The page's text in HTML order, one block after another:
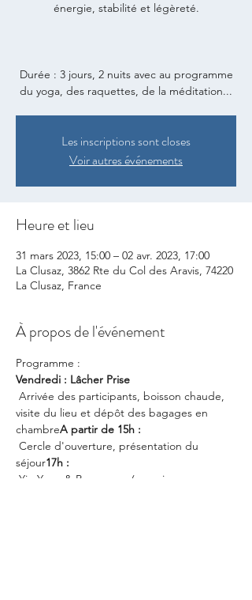
énergie, stabilité et légèreté.
Durée : 3 jours, 2 nuits avec au programme
du yoga, des raquettes, de la méditation...
Les inscriptions sont closes
Voir autres événements
Heure et lieu
31 mars 2023, 15:00 – 02 avr. 2023, 17:00
La Clusaz, 3862 Rte du Col des Aravis, 74220
La Clusaz, France
À propos de l'événement
Programme :
Vendredi : Lâcher Prise
visite du lieu et dépôt des bagages en
chambreA partir de 15h :
séjour17h :